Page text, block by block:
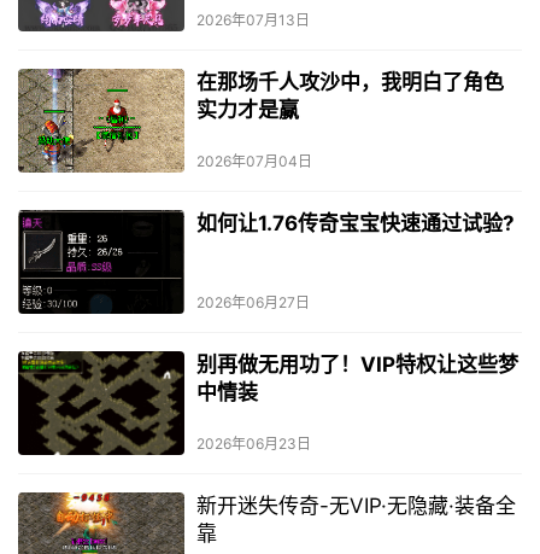
2026年07月13日
在那场千人攻沙中，我明白了角色
实力才是赢
2026年07月04日
如何让1.76传奇宝宝快速通过试验?
2026年06月27日
别再做无用功了！VIP特权让这些梦
中情装
2026年06月23日
新开迷失传奇-无VIP·无隐藏·装备全
靠